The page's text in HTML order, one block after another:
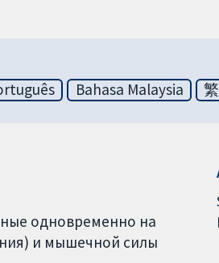
Bahasa Malaysia
одновременно на
и мышечной силы